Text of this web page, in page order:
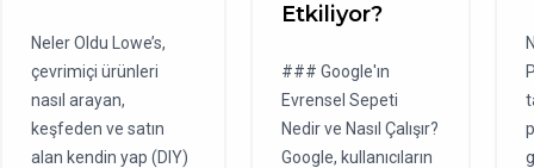
Neler Oldu Lowe’s,
çevrimiçi ürünleri
nasıl arayan,
keşfeden ve satın
alan kendin yap (DIY)
Etkiliyor?
### Google'ın
Evrensel Sepeti
Nedir ve Nasıl Çalışır?
Google, kullanıcıların